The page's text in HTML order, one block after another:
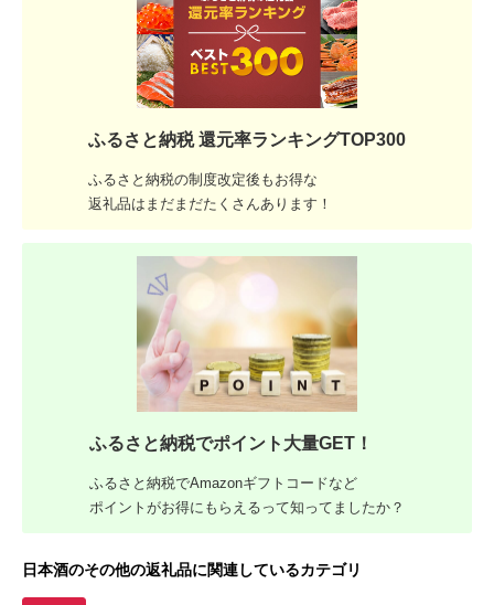
ふるさと納税 還元率ランキングTOP300
ふるさと納税の制度改定後もお得な
返礼品はまだまだたくさんあります！
ふるさと納税でポイント大量GET！
ふるさと納税でAmazonギフトコードなど
ポイントがお得にもらえるって知ってましたか？
日本酒のその他の返礼品に関連しているカテゴリ